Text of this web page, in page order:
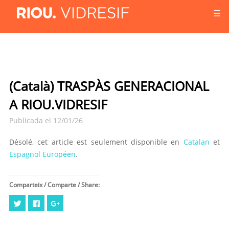
☰
(Català) TRASPÀS GENERACIONAL
A RIOU.VIDRESIF
Publicada el 12/01/26
Désolé, cet article est seulement disponible en Catalan et
Espagnol Européen.
Comparteix / Comparte / Share:
Cliquez
pour
partager
Cliquez
pour
partagerpartager